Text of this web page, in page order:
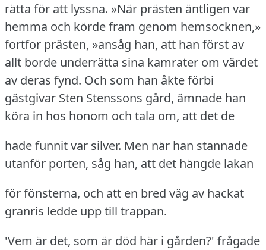
rätta för att lyssna. »När prästen äntligen var
hemma och körde fram genom hemsocknen,»
fortfor prästen, »ansåg han, att han först av
allt borde underrätta sina kamrater om värdet
av deras fynd. Och som han åkte förbi
gästgivar Sten Stenssons gård, ämnade han
köra in hos honom och tala om, att det de
hade funnit var silver. Men när han stannade
utanför porten, såg han, att det hängde lakan
för fönsterna, och att en bred väg av hackat
granris ledde upp till trappan.
'Vem är det, som är död här i gården?' frågade